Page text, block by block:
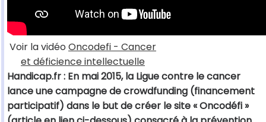
Voir la vidéo Oncodefi - Cancer
et déficience intellectuelle
Handicap.fr : En mai 2015, la Ligue contre le cancer
lance une campagne de crowdfunding (financement
participatif) dans le but de créer le site « Oncodéfi »